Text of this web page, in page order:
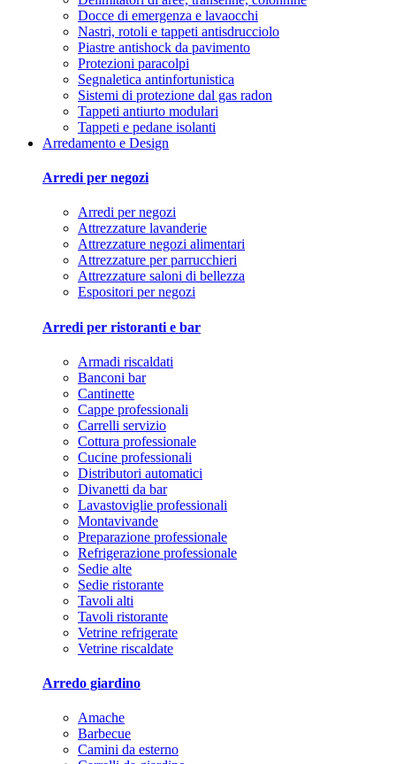
Docce di emergenza e lavaocchi
Nastri, rotoli e tappeti antisdrucciolo
Piastre antishock da pavimento
Protezioni paracolpi
Segnaletica antinfortunistica
Sistemi di protezione dal gas radon
Tappeti antiurto modulari
Tappeti e pedane isolanti
Arredamento e Design
Arredi per negozi
Arredi per negozi
Attrezzature lavanderie
Attrezzature negozi alimentari
Attrezzature per parrucchieri
Attrezzature saloni di bellezza
Espositori per negozi
Arredi per ristoranti e bar
Armadi riscaldati
Banconi bar
Cantinette
Cappe professionali
Carrelli servizio
Cottura professionale
Cucine professionali
Distributori automatici
Divanetti da bar
Lavastoviglie professionali
Montavivande
Preparazione professionale
Refrigerazione professionale
Sedie alte
Sedie ristorante
Tavoli alti
Tavoli ristorante
Vetrine refrigerate
Vetrine riscaldate
Arredo giardino
Amache
Barbecue
Camini da esterno